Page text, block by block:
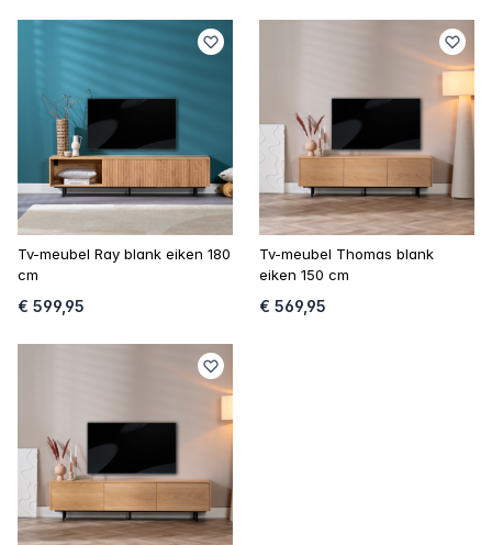
Tv-meubel Ray blank eiken 180
cm
€ 599,95
Tv-meubel Thomas blank
eiken 150 cm
€ 569,95